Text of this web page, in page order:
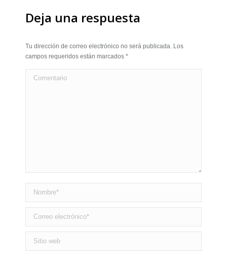
Deja una respuesta
Tu dirección de correo electrónico no será publicada. Los
campos requeridos están marcados *
Comentario
Nombre *
Correo electrónico *
Sitio web